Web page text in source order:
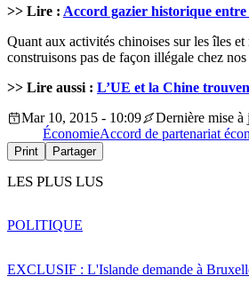
>> Lire : Accord gazier historique
Quant aux activités chinoises sur les îles
construisons pas de façon illégale chez
>> Lire aussi : L’UE et la Chine
Mar 10, 2015 - 10:09
Dernière mise
ÉconomieAccord de partenariat
Print Partager
LES PLUS LUS
EXCLUSIF : L'Islande demande à
POLITIQUE